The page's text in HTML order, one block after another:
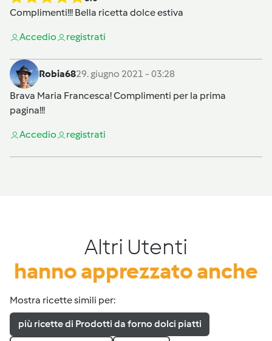
Complimenti!!! Bella ricetta dolce estiva
Accedio registrati
Robia6829. giugno 2021 - 03:28
Brava Maria Francesca! Complimenti per la prima
pagina!!!
Accedio registrati
Altri Utenti
hanno apprezzato anche
Mostra ricette simili per:
più ricette di Prodotti da forno dolci piatti